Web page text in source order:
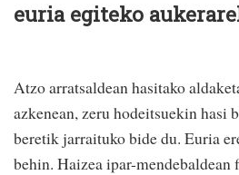
euria egiteko
Atzo arratsaldean hasitako
azkenean, zeru hodeitsuekin hasi
beretik jarraituko bide du. Euria
behin. Haizea ipar-